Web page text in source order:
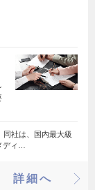
同社は、国内最大級
ディ…
詳細へ